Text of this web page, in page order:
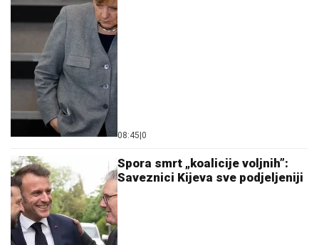
08:45|0
Spora smrt „koalicije voljnih”:
Saveznici Kijeva sve podjeljeniji